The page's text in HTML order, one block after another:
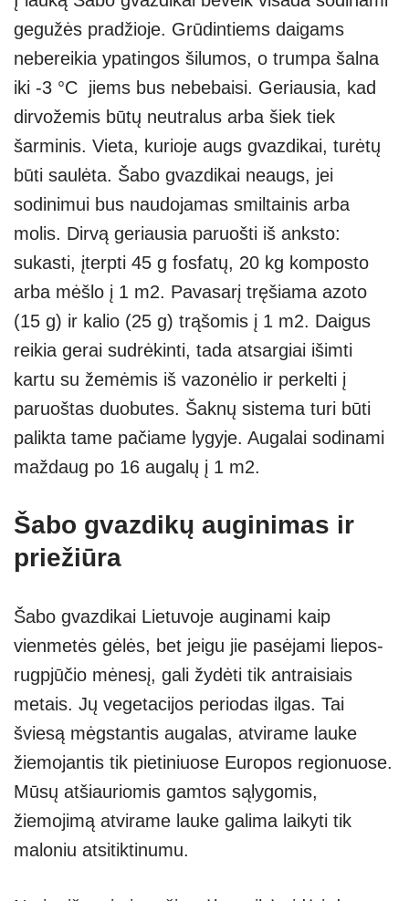
gegužės pradžioje. Grūdintiems daigams
nebereikia ypatingos šilumos, o trumpa šalna
iki -3 °C jiems bus nebebaisi. Geriausia, kad
dirvožemis būtų neutralus arba šiek tiek
šarminis. Vieta, kurioje augs gvazdikai, turėtų
būti saulėta. Šabo gvazdikai neaugs, jei
sodinimui bus naudojamas smiltainis arba
molis. Dirvą geriausia paruošti iš anksto:
sukasti, įterpti 45 g fosfatų, 20 kg komposto
arba mėšlo į 1 m2. Pavasarį tręšiama azoto
(15 g) ir kalio (25 g) trąšomis į 1 m2. Daigus
reikia gerai sudrėkinti, tada atsargiai išimti
kartu su žemėmis iš vazonėlio ir perkelti į
paruoštas duobutes. Šaknų sistema turi būti
palikta tame pačiame lygyje. Augalai sodinami
maždaug po 16 augalų į 1 m2.
Šabo gvazdikų auginimas ir
priežiūra
Šabo gvazdikai Lietuvoje auginami kaip
vienmetės gėlės, bet jeigu jie pasėjami liepos-
rugpjūčio mėnesį, gali žydėti tik antraisiais
metais. Jų vegetacijos periodas ilgas. Tai
šviesą mėgstantis augalas, atvirame lauke
žiemojantis tik pietiniuose Europos regionuose.
Mūsų atšiauriomis gamtos sąlygomis,
žiemojimą atvirame lauke galima laikyti tik
maloniu atsitiktinumu.